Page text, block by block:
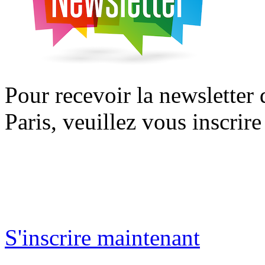
Pour recevoir la
Paris, veuillez vous
S'inscrire maintenant